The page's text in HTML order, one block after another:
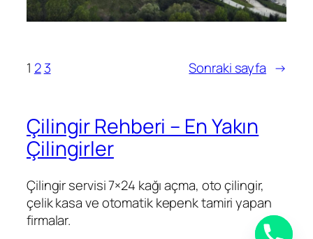
1 2 3 Sonraki sayfa →
Çilingir Rehberi – En Yakın
Çilingirler
Çilingir servisi 7×24 kağı açma, oto çilingir,
çelik kasa ve otomatik kepenk tamiri yapan
firmalar.